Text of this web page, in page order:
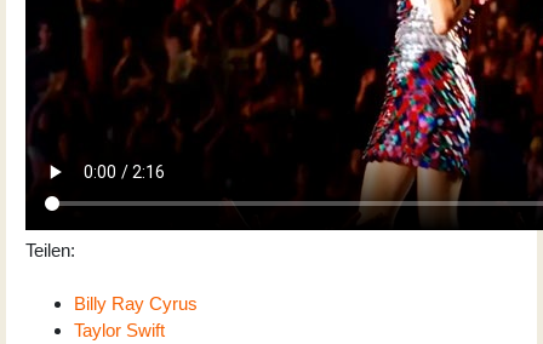
Teilen:
Billy Ray Cyrus
Taylor Swift